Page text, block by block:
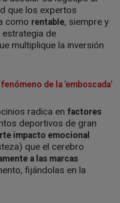
que los expertos
como rentable, siempre y
estrategia de
multiplique la inversión
de la 'emboscada'
radica en factores
deportivos de gran
impacto emocional
que el cerebro
a las marcas
fijándolas en la